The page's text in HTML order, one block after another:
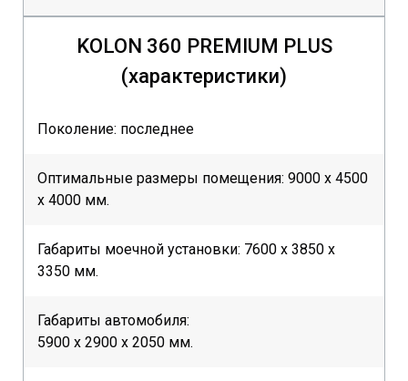
KOLON 360 PREMIUM PLUS
(характеристики)
Поколение: последнее
Оптимальные размеры помещения: 9000 х 4500
х 4000 мм.
Габариты моечной установки: 7600 х 3850 х
3350 мм.
Габариты автомобиля:
5900 х 2900 х 2050 мм.